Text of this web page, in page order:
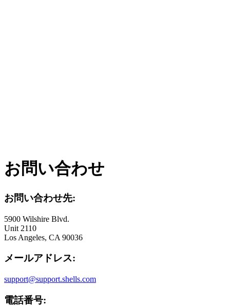
お問い合わせ
お問い合わせ先:
5900 Wilshire Blvd.
Unit 2110
Los Angeles, CA 90036
メールアドレス:
support@support.shells.com
電話番号: